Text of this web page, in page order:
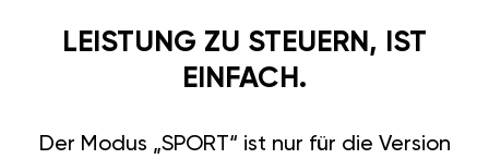
LEISTUNG ZU STEUERN, IST
EINFACH.
Der Modus „SPORT“ ist nur für die Version